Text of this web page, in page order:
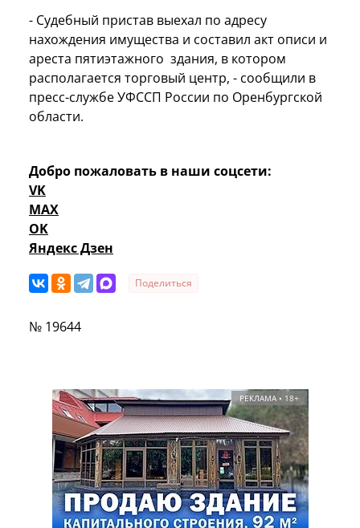
- Судебный пристав выехал по адресу
нахождения имущества и составил акт описи и
ареста пятиэтажного здания, в котором
располагается торговый центр, - сообщили в
пресс-службе УФССП России по Оренбургской
области.
Добро пожаловать в наши соцсети:
VK
MAX
OK
Яндекс Дзен
Поделиться
№ 19644
РЕКЛАМА • 18+